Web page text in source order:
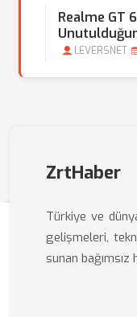
Realme GT
LEVERSNET
ZrtHaber
Türkiye ve
gelişmeleri,
sunan